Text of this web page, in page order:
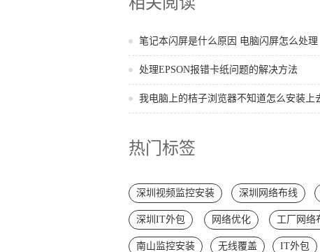
笔记本闪屏是什么原因 电脑闪屏怎么处理
处理EPSON报错卡纸问题的解决方法
我电脑上的桔子浏览器不知道怎么安装上
热门标签
深圳视频监控安装 深圳网络布线
深圳IT外包 网络优化 工厂网络
南山监控安装 无线覆盖 IT外包